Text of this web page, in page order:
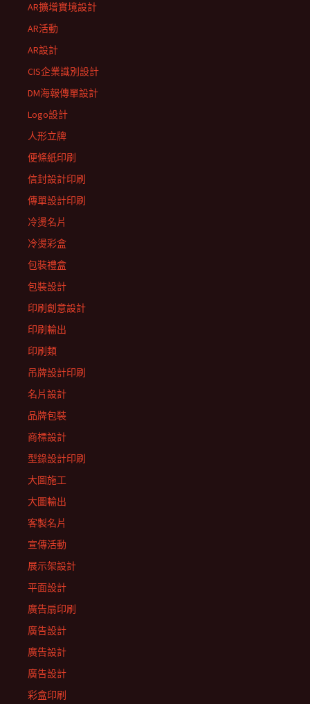
AR擴增實境設計
AR活動
AR設計
CIS企業識別設計
DM海報傳單設計
Logo設計
人形立牌
便條紙印刷
信封設計印刷
傳單設計印刷
冷燙名片
冷燙彩盒
包裝禮盒
包裝設計
印刷創意設計
印刷輸出
印刷類
吊牌設計印刷
名片設計
品牌包裝
商標設計
型錄設計印刷
大圖施工
大圖輸出
客製名片
宣傳活動
展示架設計
平面設計
廣告扇印刷
廣告設計
廣告設計
廣告設計
彩盒印刷